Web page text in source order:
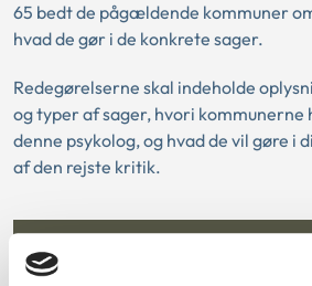
65 bedt de pågældende kommuner
hvad de gør i de konkrete sager.
Redegørelserne skal indeholde
og typer af sager, hvori
denne psykolog, og hvad de vil gøre i
af den rejste kritik.